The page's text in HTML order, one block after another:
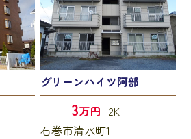
グリーンハイツ阿部
3万円 2K
石巻市清水町1